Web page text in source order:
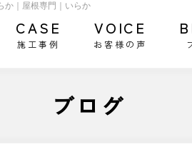
か｜屋根専門｜いらか
CASE
施工事例
VOICE
お客様の声
ブログ